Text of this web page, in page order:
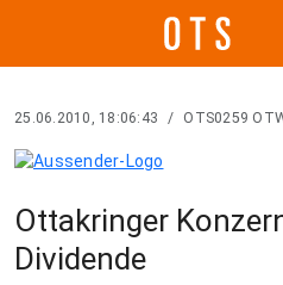
25.06.2010, 18:06:43 / OTS0259
Ottakringer
Dividende